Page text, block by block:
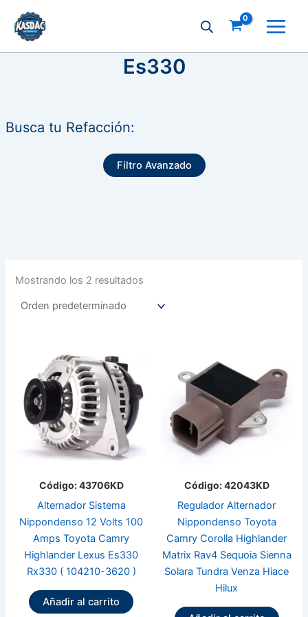
contenido
Es330
Busca tu Refacción:
Filtro Avanzado
Mostrando los 2 resultados
Código: 43706KD
Alternador Sistema
Nippondenso 12 Volts 100
Amps Toyota Camry
Highlander Lexus Es330
Rx330 ( 104210-3620 )
Añadir al carrito
Código: 42043KD
Regulador Alternador
Nippondenso Toyota
Camry Corolla Highlander
Matrix Rav4 Sequoia Sienna
Solara Tundra Venza Hiace
Hilux